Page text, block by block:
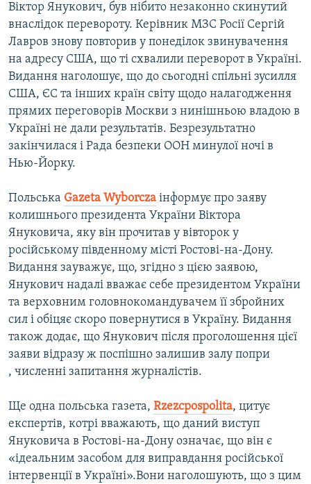
Віктор Янукович, був нібито незаконно скинутий
внаслідок перевороту. Керівник МЗС Росії Сергій
Лавров знову повторив у понеділок звинувачення
на адресу США, що ті схвалили переворот в Україні.
Видання наголошує, що до сьогодні спільні зусилля
США, ЄС та інших країн світу щодо налагодження
прямих переговорів Москви з нинішньою владою в
Україні не дали результатів. Безрезультатно
закінчилася і Рада безпеки ООН минулої ночі в
Нью-Йорку.
Польська Gazeta Wyborcza інформує про заяву
колишнього президента України Віктора
Януковича, яку він прочитав у вівторок у
російському південному місті Ростові-на-Дону.
Видання зауважує, що, згідно з цією заявою,
Янукович надалі вважає себе президентом України
та верховним головнокомандувачем її збройних
сил і обіцяє скоро повернутися в Україну. Видання
також додає, що Янукович після проголошення цієї
заяви відразу ж поспішно залишив залу попри
, численні запитання журналістів.
Ще одна польська газета, Rzezcpospolita, цитує
експертів, котрі вважають, що даний виступ
Януковича в Ростові-на-Дону означає, що він є
«ідеальним засобом для виправдання російської
інтервенції в Україні».Вони наголошують, що з цим